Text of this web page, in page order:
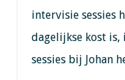
intervisie sessies
dagelijkse kost
sessies bij Johan